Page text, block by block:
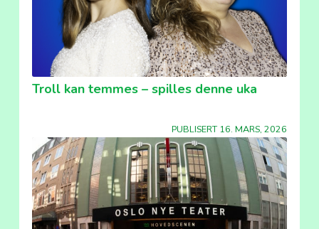
Troll kan temmes – spilles denne uka
PUBLISERT 16. MARS, 2026